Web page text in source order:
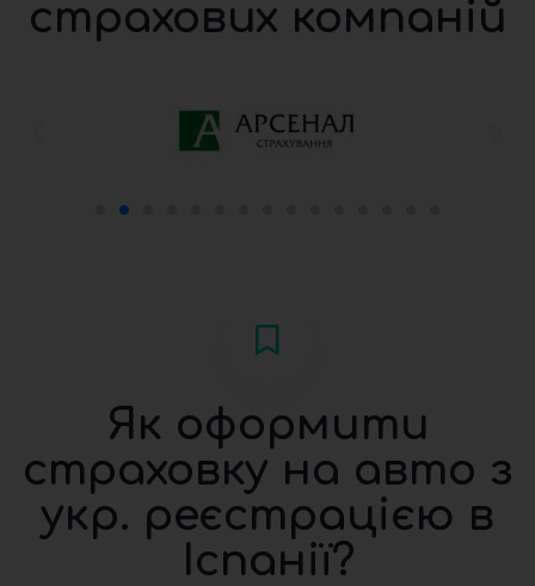
страхових компаній
Як оформити
страховку на авто з
укр. реєстрацією в
Іспанії?